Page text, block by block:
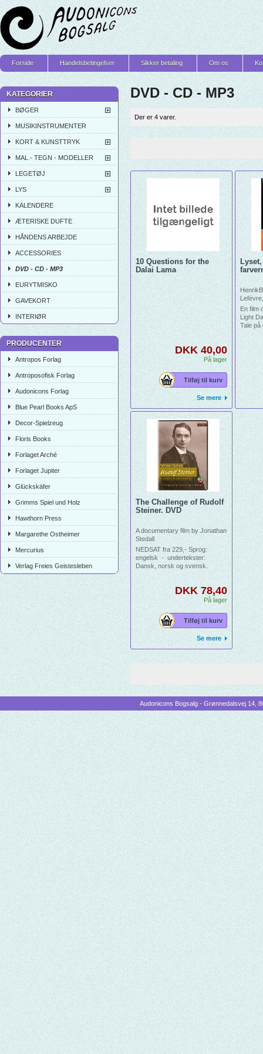
Forside Handelsbetingelser Sikker betaling Om os
KATEGORIER
BØGER
MUSIKINSTRUMENTER
KORT & KUNSTTRYK
MAL - TEGN - MODELLER
LEGETØJ
LYS
KALENDERE
ÆTERISKE DUFTE
HÅNDENS ARBEJDE
ACCESSORIES
DVD - CD - MP3
EURYTMISKO
GAVEKORT
INTERIØR
PRODUCENTER
Antropos Forlag
Antroposofisk Forlag
Audonicons Forlag
Blue Pearl Books ApS
Decor-Spielzeug
Floris Books
Forlaget Arché
Forlaget Jupiter
Glückskäfer
Grimms Spiel und Holz
Hawthorn Press
Margarethe Ostheimer
Mercurius
Verlag Freies Geistesleben
DVD - CD - MP3
Der er 4 varer.
10 Questions for the
Dalai Lama
DKK 40,00
På lager
Tilføj til kurv
Se mere
En film
Light
Tale
The Challenge of Rudolf
Steiner. DVD
A documentary film by Jonathan
Stedall
NEDSAT fra 229,- Sprog:
engelsk - undertekster:
Dansk, norsk og svensk.
DKK 78,40
På lager
Tilføj til kurv
Se mere
Audonicons Bogsalg - Grønnedalsvej 14,